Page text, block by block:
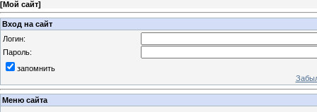
[Мой сайт]
Вход на сайт
Логин:
Пароль:
запомнить
Меню сайта